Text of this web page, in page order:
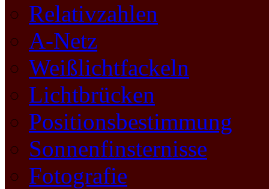
Relativzahlen
A-Netz
Weißlichtfackeln
Lichtbrücken
Positionsbestimmung
Sonnenfinsternisse
Fotografie